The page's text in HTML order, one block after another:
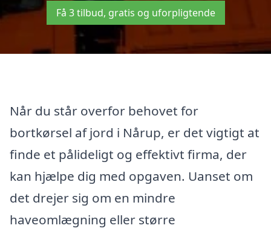
Få 3 tilbud, gratis og uforpligtende
Når du står overfor behovet for
bortkørsel af jord i Nårup, er det vigtigt at
finde et pålideligt og effektivt firma, der
kan hjælpe dig med opgaven. Uanset om
det drejer sig om en mindre
haveomlægning eller større